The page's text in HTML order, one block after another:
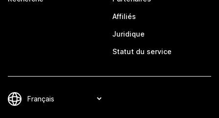
Affiliés
Juridique
Statut du service